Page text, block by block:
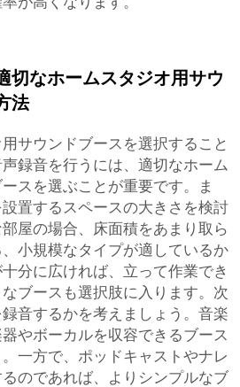
切なホームスタジオ用サウ
法
サウンドブースを選択すること
録音を行うには、適切なホーム
スを選ぶことが重要です。ま
置するスペースの大きさを検討
屋の場合、床面積をあまり取ら
小規模なタイプが適しているか
分に広ければ、立って作業でき
ブースも選択肢に入ります。次
音するかを考えましょう。音楽
やボーカルを収容できるブース
一方で、ポッドキャストやナレ
のであれば、よりシンプルなブ